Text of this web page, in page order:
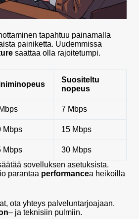
tapahtuu painamalla
painiketta. Uudemmissa
saattaa olla rajoitetumpi.
Suositeltu
nopeus
7 Mbps
Mbps 15 Mbps
Mbps
30 Mbps
sovelluksen asetuksista.
parantaa performancea heikoilla
ota yhteys palveluntarjoajaan.
– ja teknisiin pulmiin.